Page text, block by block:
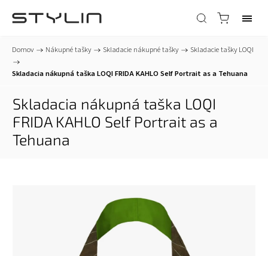
Domov / Nákupné tašky / Skladacie nákupné tašky /
Skladacie tašky LOQI
/
Skladacia nákupná taška LOQI FRIDA KAHLO Self Portrait as a Tehuana
Skladacia nákupná taška LOQI
FRIDA KAHLO Self Portrait as a
Tehuana